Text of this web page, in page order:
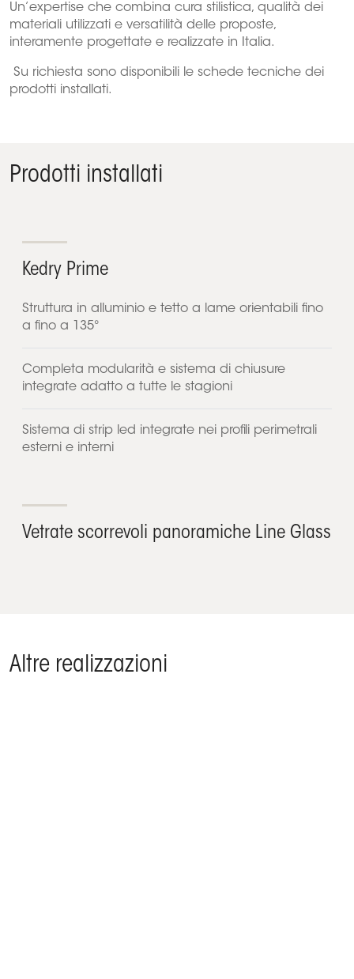
Un’expertise che combina cura stilistica, qualità dei
materiali utilizzati e versatilità delle proposte,
interamente progettate e realizzate in Italia.
Su richiesta sono disponibili le schede tecniche dei
prodotti installati.
Prodotti installati
Kedry Prime
Struttura in alluminio e tetto a lame orientabili fino
a fino a 135°
Completa modularità e sistema di chiusure
integrate adatto a tutte le stagioni
Sistema di strip led integrate nei profili perimetrali
esterni e interni
Vetrate scorrevoli panoramiche Line Glass
Altre realizzazioni